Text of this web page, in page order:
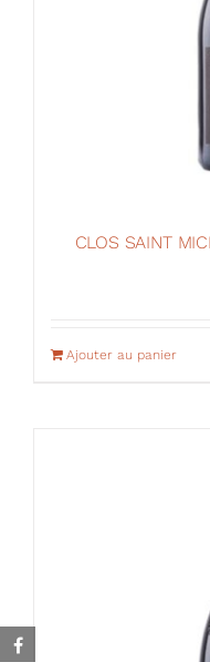
CLOS SAINT
Ajouter au panier